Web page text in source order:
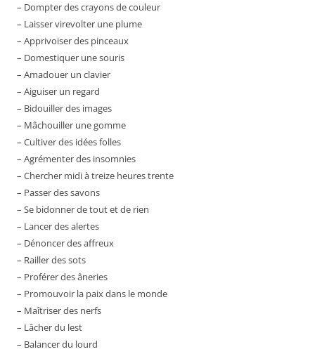
– Dompter des crayons de couleur
– Laisser virevolter une plume
– Apprivoiser des pinceaux
– Domestiquer une souris
– Amadouer un clavier
– Aiguiser un regard
– Bidouiller des images
– Mâchouiller une gomme
– Cultiver des idées folles
– Agrémenter des insomnies
– Chercher midi à treize heures trente
– Passer des savons
– Se bidonner de tout et de rien
– Lancer des alertes
– Dénoncer des affreux
– Railler des sots
– Proférer des âneries
– Promouvoir la paix dans le monde
– Maîtriser des nerfs
– Lâcher du lest
– Balancer du lourd